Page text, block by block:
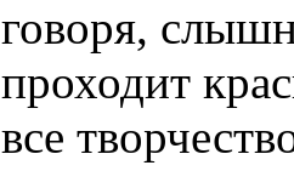
говоря,
проходит
все